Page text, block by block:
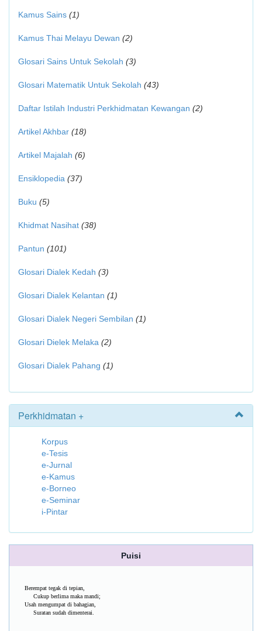
Kamus Sains (1)
Kamus Thai Melayu Dewan (2)
Glosari Sains Untuk Sekolah (3)
Glosari Matematik Untuk Sekolah (43)
Daftar Istilah Industri Perkhidmatan Kewangan (2)
Artikel Akhbar (18)
Artikel Majalah (6)
Ensiklopedia (37)
Buku (5)
Khidmat Nasihat (38)
Pantun (101)
Glosari Dialek Kedah (3)
Glosari Dialek Kelantan (1)
Glosari Dialek Negeri Sembilan (1)
Glosari Dielek Melaka (2)
Glosari Dialek Pahang (1)
Perkhidmatan +
Korpus
e-Tesis
e-Jurnal
e-Kamus
e-Borneo
e-Seminar
i-Pintar
Puisi
Berempat tegak di tepian,
Cukup berlima maka mandi;
Usah mengumpat di bahagian,
Suratan sudah dimenterai.